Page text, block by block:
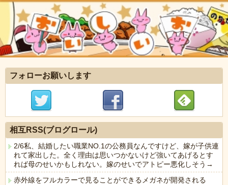
フォローお願いします
相互RSS(ブログロール)
2/6私、結婚したい職業NO.1の公務員なんですけど、嫁が子供連
れて家出した。全く理由は思いつかないけど強いてあげるとす
れば母のせいかもしれない。嫁のせいでアトピー悪化しそう→
赤外線をフルカラーで見ることができるメガネが開発される